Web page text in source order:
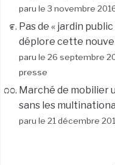
paru le 3 novembre
Pas de « jardin
déplore cette
paru le 26 septembre
presse
Marché de mobilier
sans les
paru le 21 décembre